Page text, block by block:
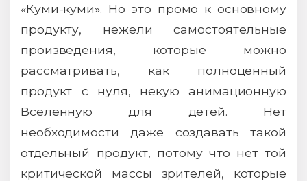
«Куми-куми». Но это промо к основному
продукту, нежели самостоятельные
произведения, которые можно
рассматривать, как полноценный
продукт с нуля, некую анимационную
Вселенную для детей. Нет
необходимости даже создавать такой
отдельный продукт, потому что нет той
критической массы зрителей, которые